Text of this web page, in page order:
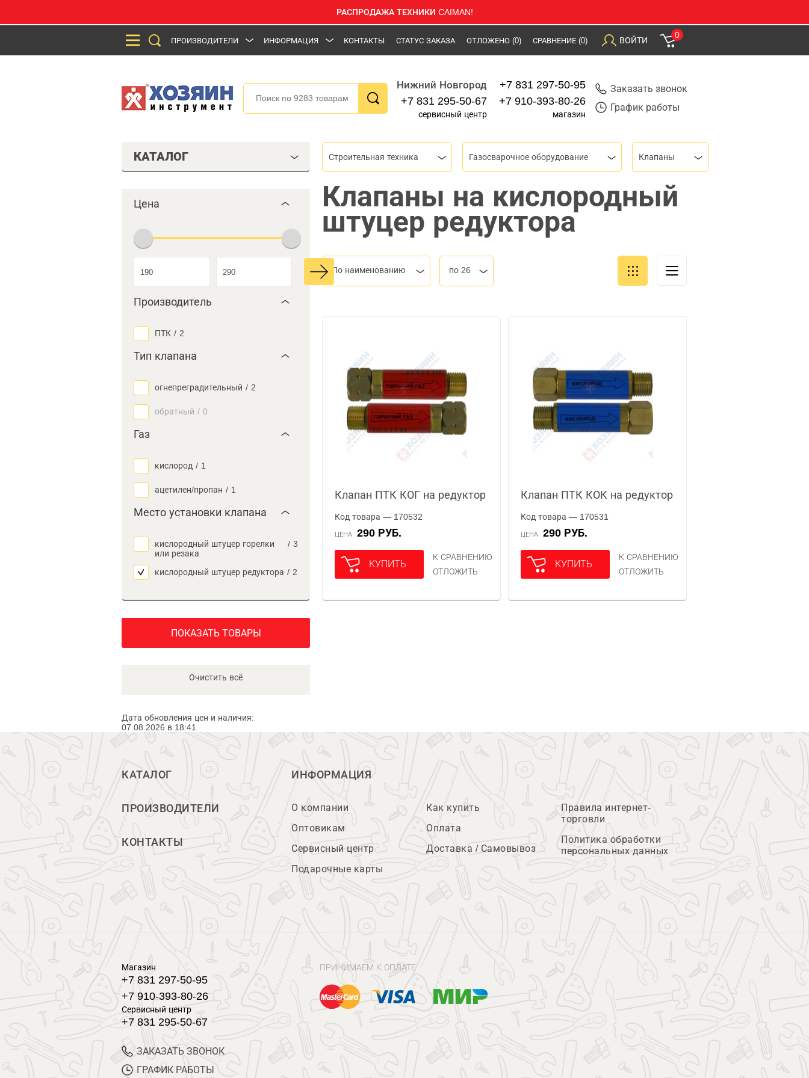
РАСПРОДАЖА ТЕХНИКИ CAIMAN!
ПРОИЗВОДИТЕЛИ ИНФОРМАЦИЯ КОНТАКТЫ СТАТУС ЗАКАЗА ОТЛОЖЕНО (0) СРАВНЕНИЕ (0) ВОЙТИ
0
Нижний Новгород
+7 831 295-50-67
сервисный центр
+7 831 297-50-95
+7 910-393-80-26
магазин
Заказать звонок
График работы
КАТАЛОГ
Цена
Производитель
ПТК / 2
Тип клапана
огнепреградительный / 2
обратный / 0
Газ
кислород / 1
ацетилен/пропан / 1
Место установки клапана
кислородный штуцер горелки
или резака
/ 3
кислородный штуцер редуктора / 2
ПОКАЗАТЬ ТОВАРЫ
Очистить всё
Дата обновления цен и наличия:
07.08.2026 в 18:41
Строительная техника Газосварочное оборудование Клапаны
Клапаны на кислородный
штуцер редуктора
По наименованию по 26
Клапан ПТК КОГ на редуктор
Код товара — 170532
ЦЕНА 290 РУБ.
КУПИТЬ
К СРАВНЕНИЮ
ОТЛОЖИТЬ
Клапан ПТК КОК на редуктор
Код товара — 170531
ЦЕНА 290 РУБ.
КУПИТЬ
К СРАВНЕНИЮ
ОТЛОЖИТЬ
КАТАЛОГ
ПРОИЗВОДИТЕЛИ
КОНТАКТЫ
ИНФОРМАЦИЯ
О компании
Оптовикам
Сервисный центр
Подарочные карты
Как купить
Оплата
Доставка / Самовывоз
Правила интернет-
торговли
Политика обработки
персональных данных
Магазин
+7 831 297-50-95
+7 910-393-80-26
Сервисный центр
+7 831 295-50-67
ЗАКАЗАТЬ ЗВОНОК
ГРАФИК РАБОТЫ
ПРИНИМАЕМ К ОПЛАТЕ